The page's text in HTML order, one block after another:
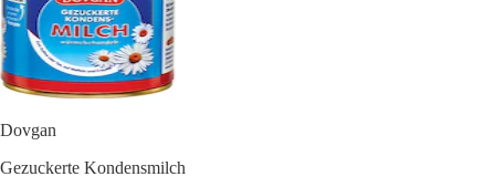
Dovgan
Gezuckerte Kondensmilch